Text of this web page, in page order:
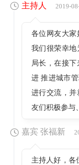
主持人 2019-
各位网友大家
我们很荣幸
局长，在接
进 推进城市
进行交流，
友们积极参与
嘉宾 张福新
主持人好，各